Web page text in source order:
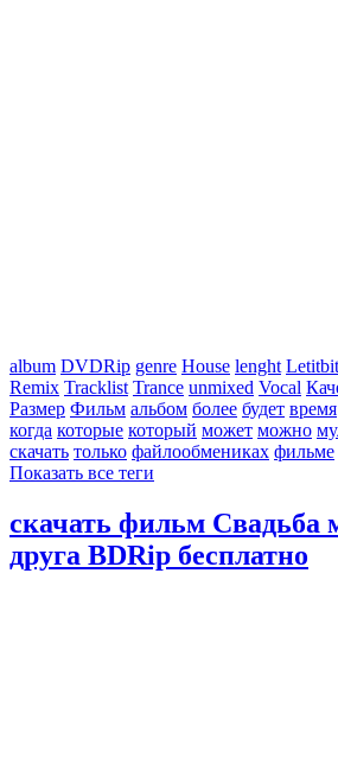
album DVDRip genre House lenght Letitbit
Remix Tracklist Trance unmixed Vocal
Размер Фильм альбом более будет время
когда которые который может можно
скачать только файлообмениках фильме
Показать все теги
скачать фильм Свадьба
друга BDRip бесплатно